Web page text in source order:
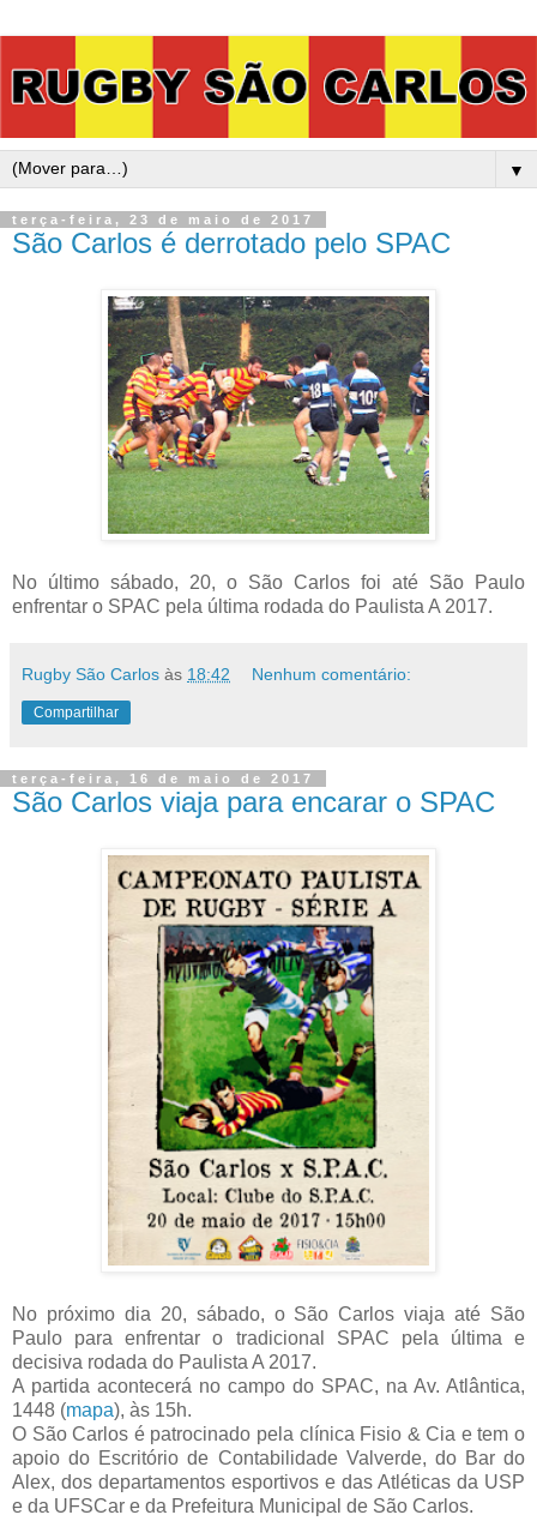
▼
terça-feira, 23 de maio de 2017
São Carlos é derrotado pelo SPAC
No último sábado, 20, o São Carlos foi até São Paulo
enfrentar o SPAC pela última rodada do Paulista A 2017.
Rugby São Carlos às 18:42 Nenhum comentário:
Compartilhar
terça-feira, 16 de maio de 2017
São Carlos viaja para encarar o SPAC
No próximo dia 20, sábado, o São Carlos viaja até São
Paulo para enfrentar o tradicional SPAC pela última e
decisiva rodada do Paulista A 2017.
A partida acontecerá no campo do SPAC, na Av. Atlântica,
1448 (mapa), às 15h.
O São Carlos é patrocinado pela clínica Fisio & Cia e tem o
apoio do Escritório de Contabilidade Valverde, do Bar do
Alex, dos departamentos esportivos e das Atléticas da USP
e da UFSCar e da Prefeitura Municipal de São Carlos.